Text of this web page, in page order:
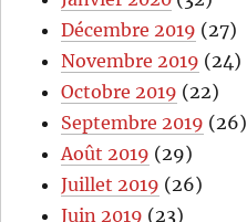
Décembre 2019 (27)
Novembre 2019 (24)
Octobre 2019 (22)
Septembre 2019 (26)
Août 2019 (29)
Juillet 2019 (26)
Juin 2019 (23)